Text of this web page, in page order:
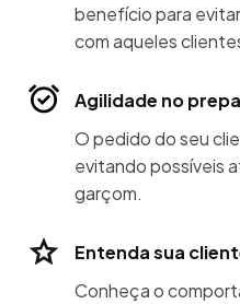
benefício para
com aqueles
Agilidade no
O pedido do seu
evitando possíveis
garçom.
Entenda sua
Conheça o